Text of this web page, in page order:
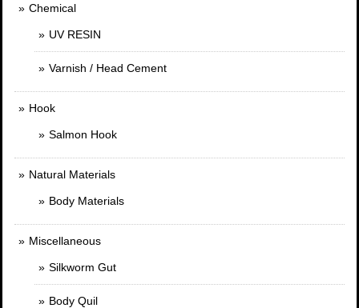
Chemical
UV RESIN
Varnish / Head Cement
Hook
Salmon Hook
Natural Materials
Body Materials
Miscellaneous
Silkworm Gut
Body Quil